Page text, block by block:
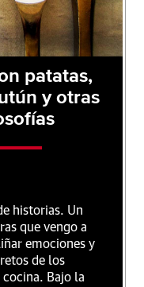
patatas,
y otras
historias. Un
que vengo a
emociones y
de los
cocina. Bajo la